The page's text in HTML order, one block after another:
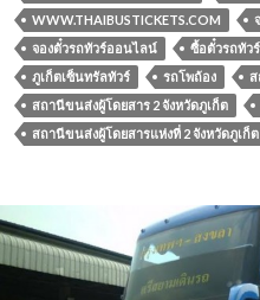
WWW.THAIBUSTICKETS.COM
จองตั๋วรถทัวร์ออนไลน์
ซื้อตั๋วรถทัวร์
ภูเก็ตเซ็นทรัลทัวร์
รถโพถ้อง
สถานีขนส่งผู้โดยสาร 2 จังหวัดภูเก็ต
สถานีขนส่งผู้โดยสารแห่งที่ 2 จังหวัดภูเก็ต